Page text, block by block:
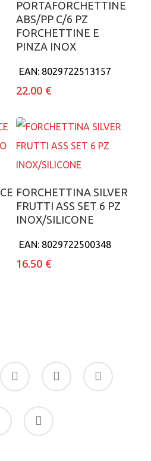
PORTAFORCHETTINE
ABS/PP C/6 PZ
FORCHETTINE E
PINZA INOX
EAN: 8029722513157
22.00 €
Aggiungi al carrello
FORCHETTINA SILVER
FRUTTI ASS SET 6 PZ
INOX/SILICONE
EAN: 8029722500348
16.50 €
instagram whatsapp tiktok
email